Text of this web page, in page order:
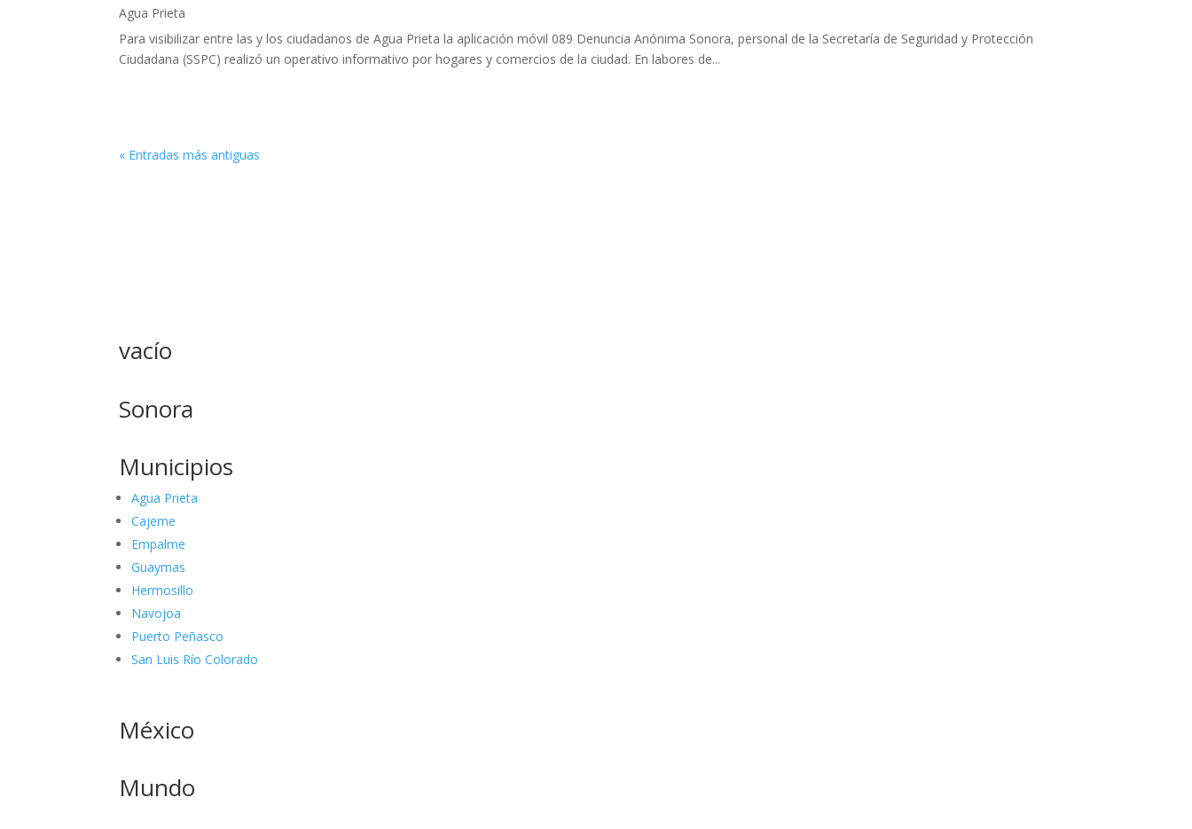
Agua Prieta
Para visibilizar entre las y los ciudadanos de Agua Prieta la aplicación móvil 089 Denuncia Anónima Sonora, personal de la Secretaría de Seguridad y Protección
Ciudadana (SSPC) realizó un operativo informativo por hogares y comercios de la ciudad. En labores de...
« Entradas más antiguas
vacío
Sonora
Municipios
Agua Prieta
Cajeme
Empalme
Guaymas
Hermosillo
Navojoa
Puerto Peñasco
San Luis Río Colorado
México
Mundo